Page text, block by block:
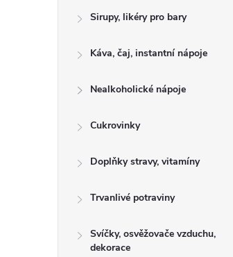
Sirupy, likéry pro bary
Káva, čaj, instantní nápoje
Nealkoholické nápoje
Cukrovinky
Doplňky stravy, vitamíny
Trvanlivé potraviny
Svíčky, osvěžovače vzduchu,
dekorace